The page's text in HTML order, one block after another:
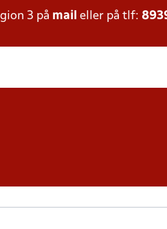
3 på mail eller på tlf: